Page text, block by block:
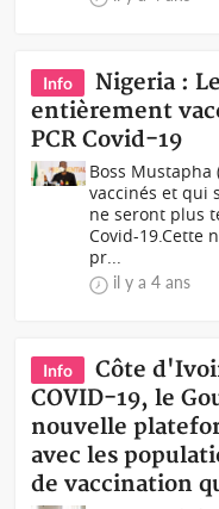
Info
Nigeria :
entièrement
PCR Covid-19
Boss
vaccinés et qui
ne seront plus
Covid-19.Cette
pr...
il y a 4 ans
Info
Côte
COVID-19, le
nouvelle
avec les
de vaccination